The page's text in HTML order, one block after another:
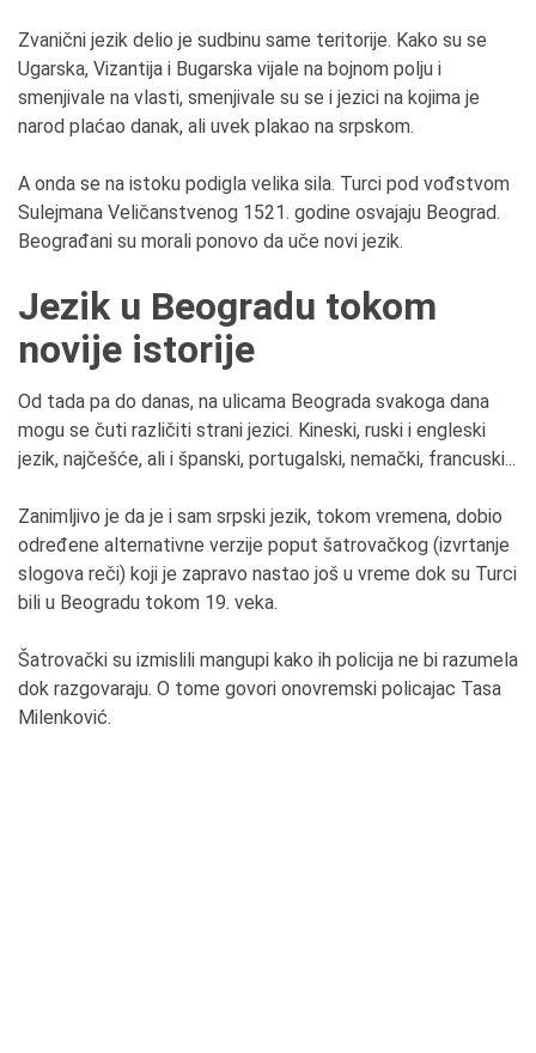
Zvanični jezik delio je sudbinu same teritorije. Kako su se
Ugarska, Vizantija i Bugarska vijale na bojnom polju i
smenjivale na vlasti, smenjivale su se i jezici na kojima je
narod plaćao danak, ali uvek plakao na srpskom.
A onda se na istoku podigla velika sila. Turci pod vođstvom
Sulejmana Veličanstvenog 1521. godine osvajaju Beograd.
Beograđani su morali ponovo da uče novi jezik.
Jezik u Beogradu tokom
novije istorije
Od tada pa do danas, na ulicama Beograda svakoga dana
mogu se čuti različiti strani jezici. Kineski, ruski i engleski
jezik, najčešće, ali i španski, portugalski, nemački, francuski...
Zanimljivo je da je i sam srpski jezik, tokom vremena, dobio
određene alternativne verzije poput šatrovačkog (izvrtanje
slogova reči) koji je zapravo nastao još u vreme dok su Turci
bili u Beogradu tokom 19. veka.
Šatrovački su izmislili mangupi kako ih policija ne bi razumela
dok razgovaraju. O tome govori onovremski policajac Tasa
Milenković.